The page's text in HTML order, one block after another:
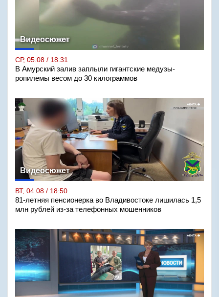
Видеосюжет
СР, 05.08 / 18:31
В Амурский залив заплыли гигантские медузы-
ропилемы весом до 30 килограммов
Видеосюжет
ВТ, 04.08 / 18:50
81-летняя пенсионерка во Владивостоке лишилась 1,5
млн рублей из-за телефонных мошенников